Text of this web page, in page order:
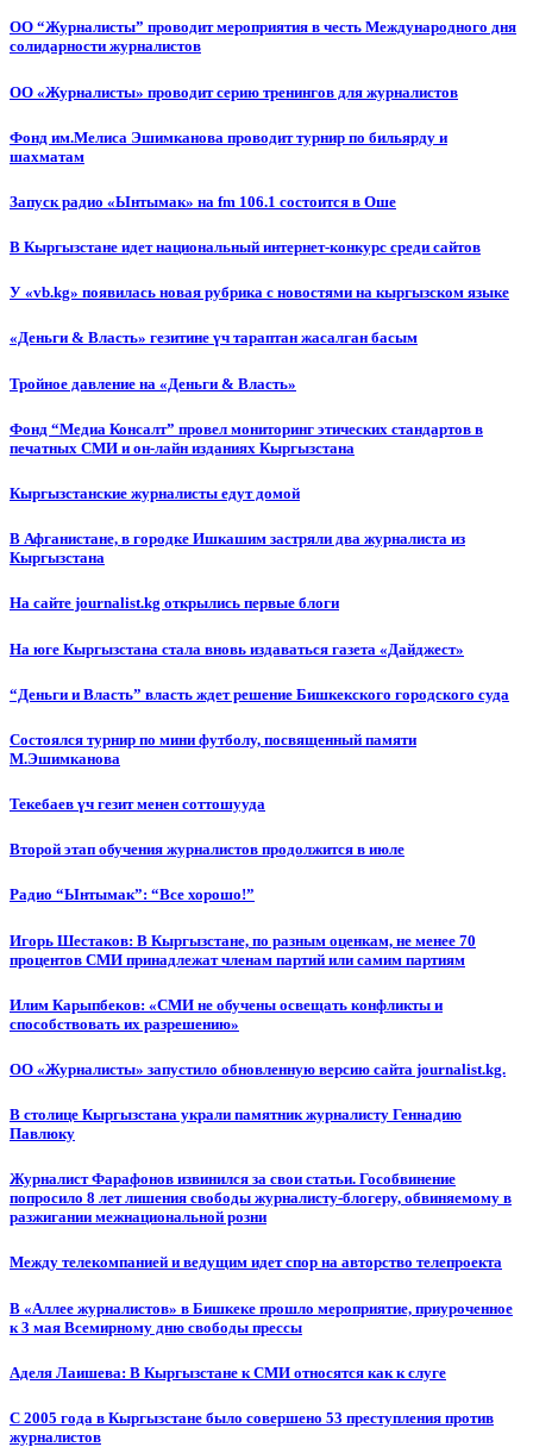
ОО “Журналисты” проводит мероприятия в честь Международного дня
солидарности журналистов
ОО «Журналисты» проводит серию тренингов для журналистов
Фонд им.Мелиса Эшимканова проводит турнир по бильярду и
шахматам
Запуск радио «Ынтымак» на fm 106.1 состоится в Оше
В Кыргызстане идет национальный интернет-конкурс среди сайтов
У «vb.kg» появилась новая рубрика с новостями на кыргызском языке
«Деньги & Власть» гезитине үч тараптан жасалган басым
Тройное давление на «Деньги & Власть»
Фонд “Медиа Консалт” провел мониторинг этических стандартов в
печатных СМИ и он-лайн изданиях Кыргызстана
Кыргызстанские журналисты едут домой
В Афганистане, в городке Ишкашим застряли два журналиста из
Кыргызстана
На сайте journalist.kg открылись первые блоги
На юге Кыргызстана стала вновь издаваться газета «Дайджест»
“Деньги и Власть” власть ждет решение Бишкекского городского суда
Состоялся турнир по мини футболу, посвященный памяти
М.Эшимканова
Текебаев үч гезит менен соттошууда
Второй этап обучения журналистов продолжится в июле
Радио “Ынтымак”: “Все хорошо!”
Игорь Шестаков: В Кыргызстане, по разным оценкам, не менее 70
процентов СМИ принадлежат членам партий или самим партиям
Илим Карыпбеков: «СМИ не обучены освещать конфликты и
способствовать их разрешению»
ОО «Журналисты» запустило обновленную версию сайта journalist.kg.
В столице Кыргызстана украли памятник журналисту Геннадию
Павлюку
Журналист Фарафонов извинился за свои статьи. Гособвинение
попросило 8 лет лишения свободы журналисту-блогеру, обвиняемому в
разжигании межнациональной розни
Между телекомпанией и ведущим идет спор на авторство телепроекта
В «Аллее журналистов» в Бишкеке прошло мероприятие, приуроченное
к 3 мая Всемирному дню свободы прессы
Аделя Лаишева: В Кыргызстане к СМИ относятся как к слуге
С 2005 года в Кыргызстане было совершено 53 преступления против
журналистов